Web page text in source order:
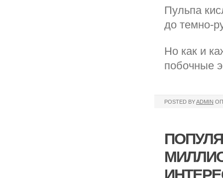
Пульпа
до темно-
Но как и
побочные
POSTED BYADMIN